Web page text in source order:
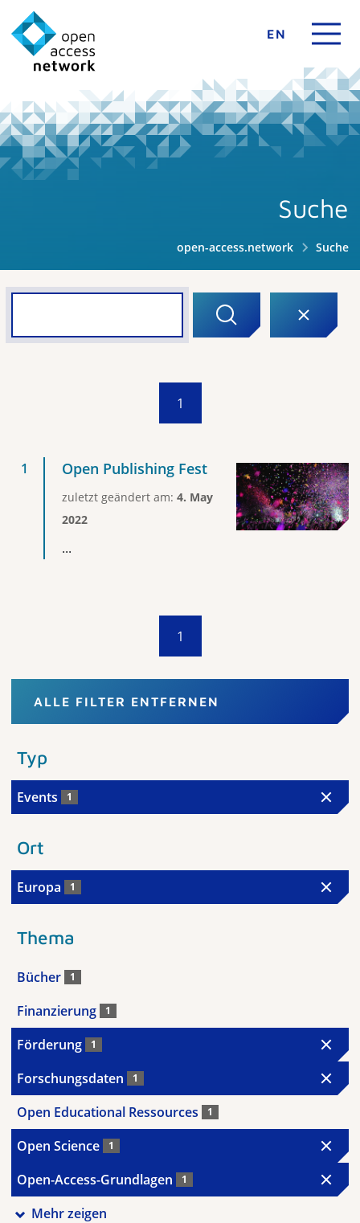
EN
Suche
open-access.network Suche
1
Open Publishing Fest
zuletzt geändert am: 4. May
2022
...
1
ALLE FILTER ENTFERNEN
Typ
Events 1
Ort
Europa 1
Thema
Bücher 1
Finanzierung 1
Förderung 1
Forschungsdaten 1
Open Educational Ressources 1
Open Science 1
Open-Access-Grundlagen 1
Mehr zeigen